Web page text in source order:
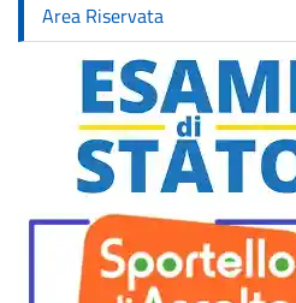
Area Riservata